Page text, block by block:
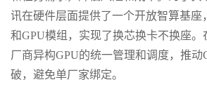
讯在硬件层面提供了一个开放智算基座
和GPU模组，实现了换芯换卡不换座
厂商异构GPU的统一管理和调度，推动
破，避免单厂家绑定。